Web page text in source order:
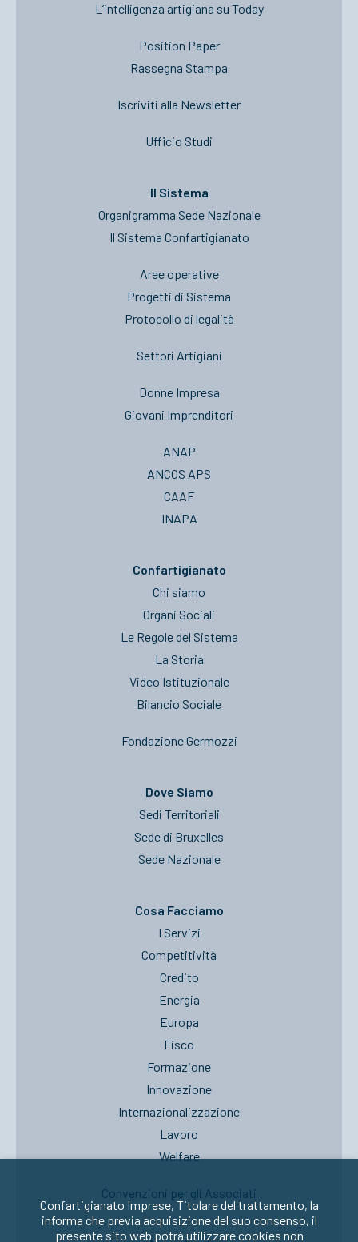
L’intelligenza artigiana su Today
Position Paper
Rassegna Stampa
Iscriviti alla Newsletter
Ufficio Studi
Il Sistema
Organigramma Sede Nazionale
Il Sistema Confartigianato
Aree operative
Progetti di Sistema
Protocollo di legalità
Settori Artigiani
Donne Impresa
Giovani Imprenditori
ANAP
ANCOS APS
CAAF
INAPA
Confartigianato
Chi siamo
Organi Sociali
Le Regole del Sistema
La Storia
Video Istituzionale
Bilancio Sociale
Fondazione Germozzi
Dove Siamo
Sedi Territoriali
Sede di Bruxelles
Sede Nazionale
Cosa Facciamo
I Servizi
Competitività
Credito
Energia
Europa
Fisco
Formazione
Innovazione
Internazionalizzazione
Lavoro
Welfare
Convenzioni per gli Associati
Confartigianato Imprese, Titolare del trattamento, la
informa che previa acquisizione del suo consenso, il
presente sito web potrà utilizzare cookies non